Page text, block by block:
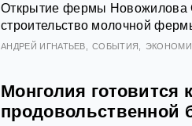
Открытие фермы Новожилова
строительство молочной
АНДРЕЙ ИГНАТЬЕВ СОБЫТИЯ
Монголия готовится
продовольственной